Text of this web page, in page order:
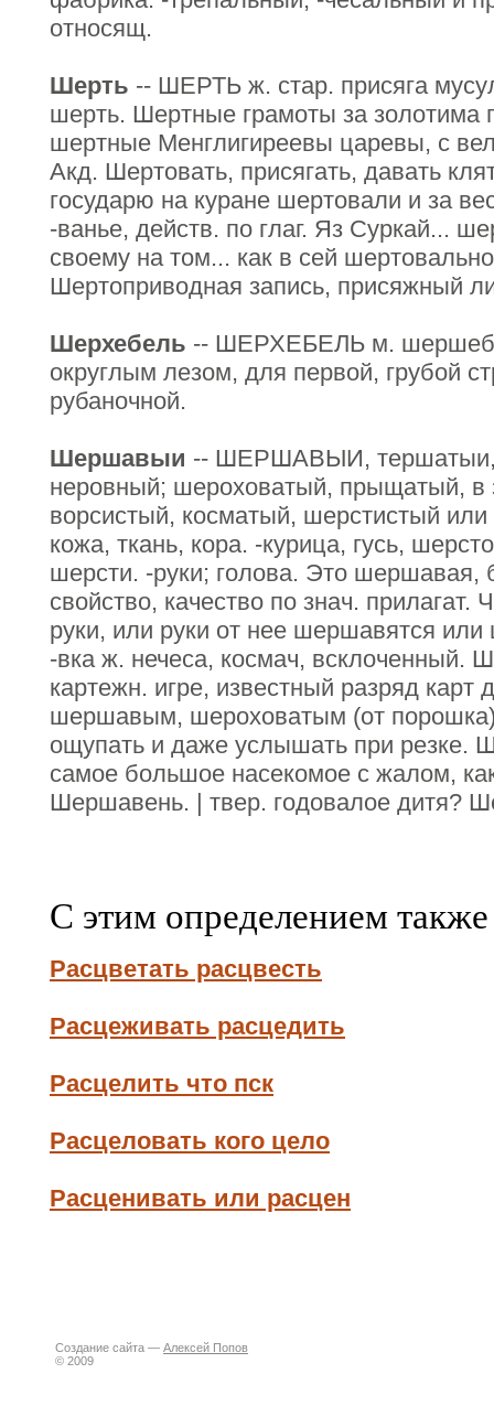
относящ.
Шерть -- ШЕРТЬ ж. стар. присяга
шерть. Шертные грамоты за золотима
шертные Менглигиреевы царевы, с
Акд. Шертовать, присягать, давать
государю на куране шертовали и за
-ванье, действ. по глаг. Яз Суркай...
своему на том... как в сей
Шертоприводная запись, присяжный
Шерхебель -- ШЕРХЕБЕЛЬ м.
округлым лезом, для первой, грубой
рубаночной.
Шершавыи -- ШЕРШАВЫИ, тершатыи,
неровный; шероховатый, прыщатый, в
ворсистый, косматый, шерстистый
кожа, ткань, кора. -курица, гусь,
шерсти. -руки; голова. Это шершавая,
свойство, качество по знач.
руки, или руки от нее шершавятся
-вка ж. нечеса, космач, всклоченный.
картежн. игре, известный разряд карт
шершавым, шероховатым (от
ощупать и даже услышать при резке.
самое большое насекомое с жалом,
Шершавень. | твер. годовалое дитя?
С этим определением
Расцветать расцвесть
Расцеживать расцедить
Расцелить что пск
Расцеловать кого цело
Расценивать или расцен
Создание сайта — Алексей Попов
© 2009